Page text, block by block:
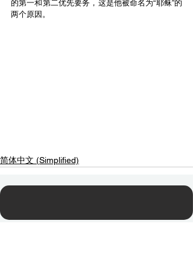
的第一和第二优先要务，这是他被命名为“耶稣”的
两个原因。
简体中文 (Simplified)